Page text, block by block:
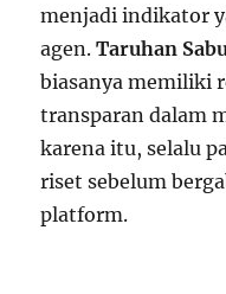
menjadi indikator
agen.Taruhan
biasanya memiliki
transparan dalam
karena itu, selalu
riset sebelum
platform.